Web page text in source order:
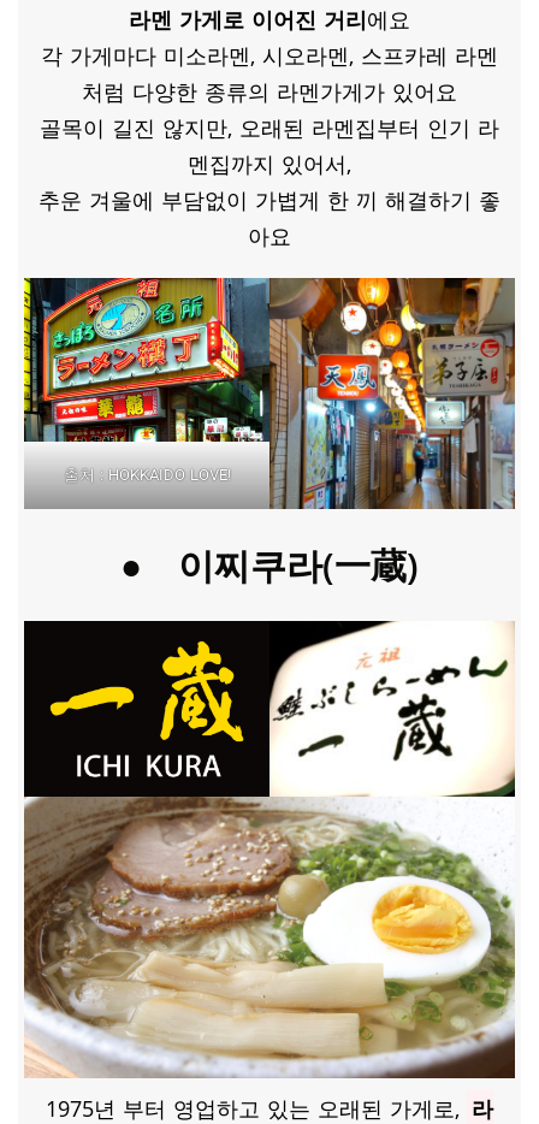
라멘 가게로 이어진 거리에요
각 가게마다 미소라멘, 시오라멘, 스프카레 라멘
처럼 다양한 종류의 라멘가게가 있어요
골목이 길진 않지만, 오래된 라멘집부터 인기 라
멘집까지 있어서,
추운 겨울에 부담없이 가볍게 한 끼 해결하기 좋
아요
출처 : HOKKAIDO LOVE!
● 이찌쿠라(一蔵)
1975년 부터 영업하고 있는 오래된 가게로, 라